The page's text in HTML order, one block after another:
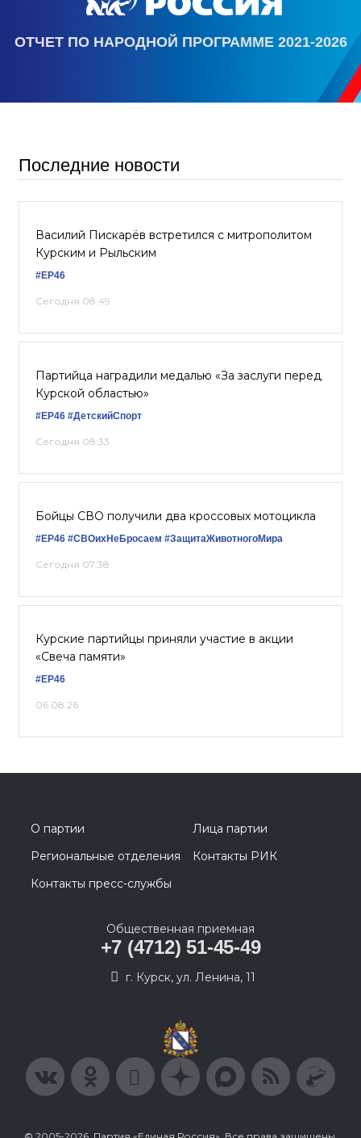
ОТЧЕТ ПО НАРОДНОЙ ПРОГРАММЕ 2021-2026
Последние новости
Василий Пискарёв встретился с митрополитом
Курским и Рыльским
#ЕР46
Сегодня 08:49
Партийца наградили медалью «За заслуги перед
Курской областью»
#ЕР46 #ДетскийСпорт
Сегодня 08:33
Бойцы СВО получили два кроссовых мотоцикла
#ЕР46 #СВОихНеБросаем #ЗащитаЖивотногоМира
Сегодня 07:38
Курские партийцы приняли участие в акции
«Свеча памяти»
#ЕР46
06.08.26
О партии
Лица партии
Региональные отделения
Контакты РИК
Контакты пресс-службы
Общественная приемная
+7 (4712) 51-45-49
г. Курск, ул. Ленина, 11